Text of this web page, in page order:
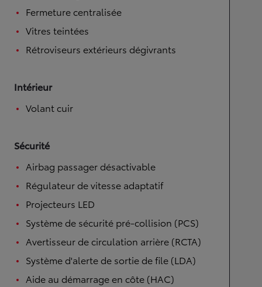
Fermeture centralisée
Vitres teintées
Rétroviseurs extérieurs dégivrants
Intérieur
Volant cuir
Sécurité
Airbag passager désactivable
Régulateur de vitesse adaptatif
Projecteurs LED
Système de sécurité pré-collision (PCS)
Avertisseur de circulation arrière (RCTA)
Système d'alerte de sortie de file (LDA)
Aide au démarrage en côte (HAC)